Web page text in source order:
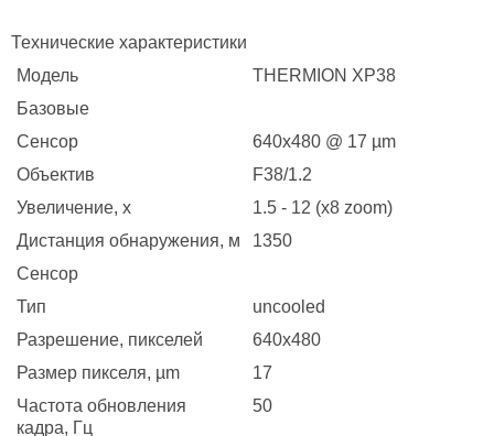
Технические характеристики
Модель
THERMION XP38
Базовые
Сенсор
640x480 @ 17 µm
Объектив
F38/1.2
Увеличение, x
1.5 - 12 (x8 zoom)
Дистанция обнаружения, м
1350
Сенсор
Тип
uncooled
Разрешение, пикселей
640x480
Размер пикселя, µm
17
Частота обновления
кадра, Гц
50